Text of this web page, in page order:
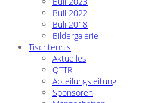
Buli 2022
Buli 2018
Bildergalerie
Tischtennis
Aktuelles
QTTR
Abteilungsleitung
Sponsoren